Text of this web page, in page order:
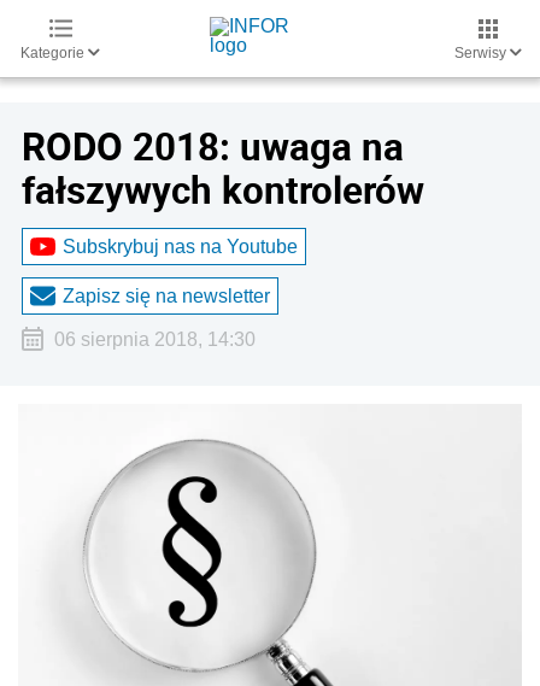
Kategorie Serwisy
RODO 2018: uwaga na
fałszywych kontrolerów
Subskrybuj nas na Youtube
Zapisz się na newsletter
06 sierpnia 2018, 14:30